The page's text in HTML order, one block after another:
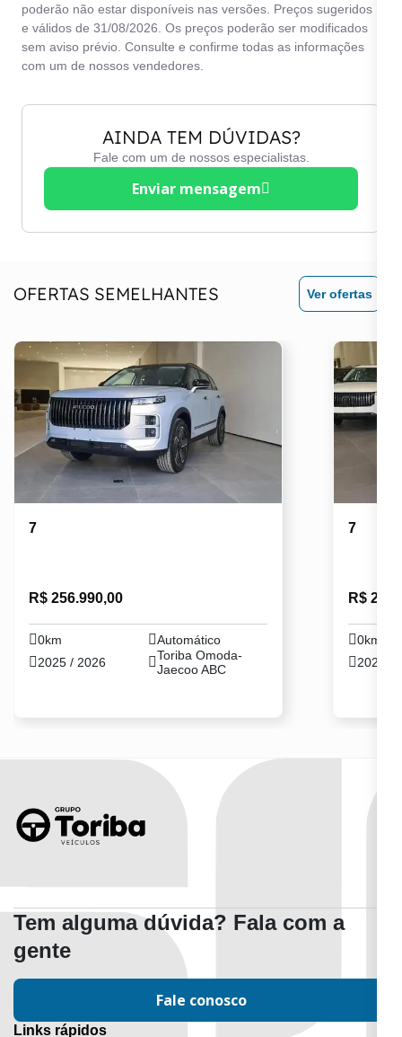
poderão não estar disponíveis nas versões. Preços sugeridos
e válidos de 31/08/2026. Os preços poderão ser modificados
sem aviso prévio. Consulte e confirme todas as informações
com um de nossos vendedores.
AINDA TEM DÚVIDAS?
Fale com um de nossos especialistas.
Enviar mensagem
OFERTAS SEMELHANTES Ver ofertas
7
R$ 256.990,00
0km
Automático
2025 / 2026
Toriba Omoda-
Jaecoo ABC
7
R$
0km
2025 /
Tem alguma dúvida? Fala com a
gente
Fale conosco
Links rápidos